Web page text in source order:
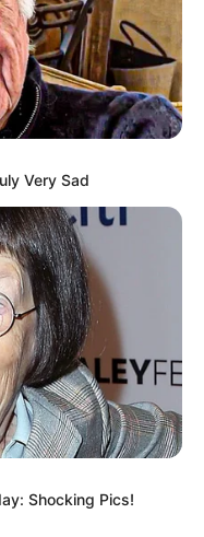
Very Sad
Shocking Pics!